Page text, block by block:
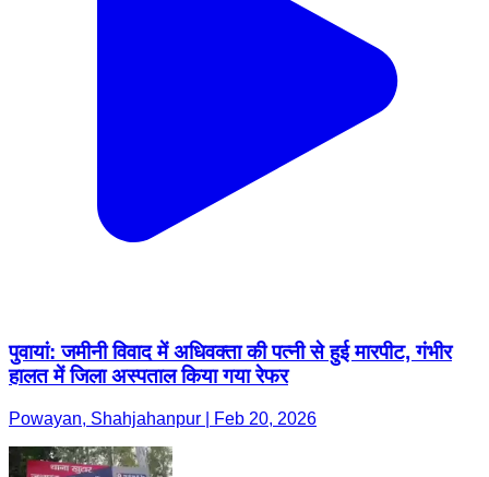
पुवायां: जमीनी विवाद में अधिवक्ता की पत्नी से हुई मारपीट, गंभीर
हालत में जिला अस्पताल किया गया रेफर
Powayan, Shahjahanpur | Feb 20, 2026